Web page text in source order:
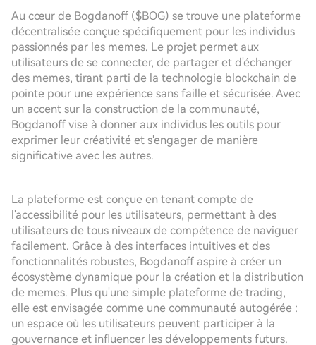
Au cœur de Bogdanoff ($BOG) se trouve une plateforme
décentralisée conçue spécifiquement pour les individus
passionnés par les memes. Le projet permet aux
utilisateurs de se connecter, de partager et d'échanger
des memes, tirant parti de la technologie blockchain de
pointe pour une expérience sans faille et sécurisée. Avec
un accent sur la construction de la communauté,
Bogdanoff vise à donner aux individus les outils pour
exprimer leur créativité et s'engager de manière
significative avec les autres.
La plateforme est conçue en tenant compte de
l'accessibilité pour les utilisateurs, permettant à des
utilisateurs de tous niveaux de compétence de naviguer
facilement. Grâce à des interfaces intuitives et des
fonctionnalités robustes, Bogdanoff aspire à créer un
écosystème dynamique pour la création et la distribution
de memes. Plus qu'une simple plateforme de trading,
elle est envisagée comme une communauté autogérée :
un espace où les utilisateurs peuvent participer à la
gouvernance et influencer les développements futurs.